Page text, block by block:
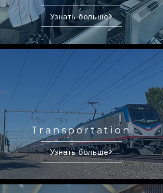
Узнать больше
Transportation
Узнать больше